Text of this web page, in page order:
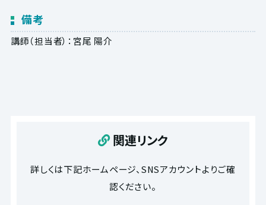
備考
講師（担当者）：宮尾 陽介
関連リンク
詳しくは下記ホームページ、SNSアカウントよりご確
認ください。